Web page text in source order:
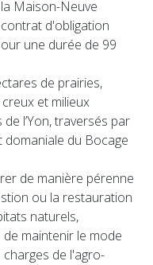
Maison-Neuve
d'obligation
une durée de 99
de prairies,
et milieux
l’Yon, traversés par
du Bocage
de manière pérenne
ou la restauration
naturels,
maintenir le mode
de l'agro-